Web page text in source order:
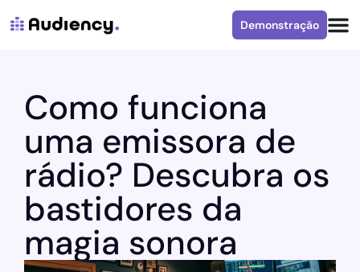
Demonstração
Como funciona
uma emissora de
rádio? Descubra os
bastidores da
magia sonora